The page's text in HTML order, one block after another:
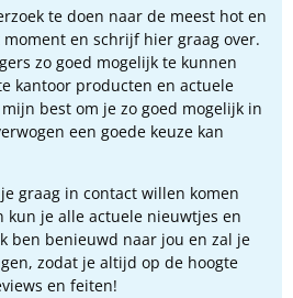
te doen naar de meest hot en
en schrijf hier graag over.
zo goed mogelijk te kunnen
kantoor producten en actuele
best om je zo goed mogelijk in
een goede keuze kan
graag in contact willen komen
kun je alle actuele nieuwtjes en
ben benieuwd naar jou en zal je
zodat je altijd op de hoogte
en feiten!